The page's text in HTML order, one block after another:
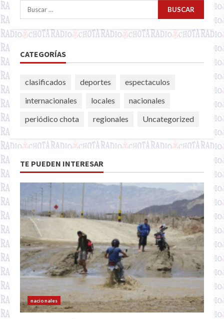
Buscar:
CATEGORÍAS
clasificados deportes
espectaculos
internacionales
locales
nacionales
periódico chota
regionales Uncategorized
TE PUEDEN INTERESAR
nacionales